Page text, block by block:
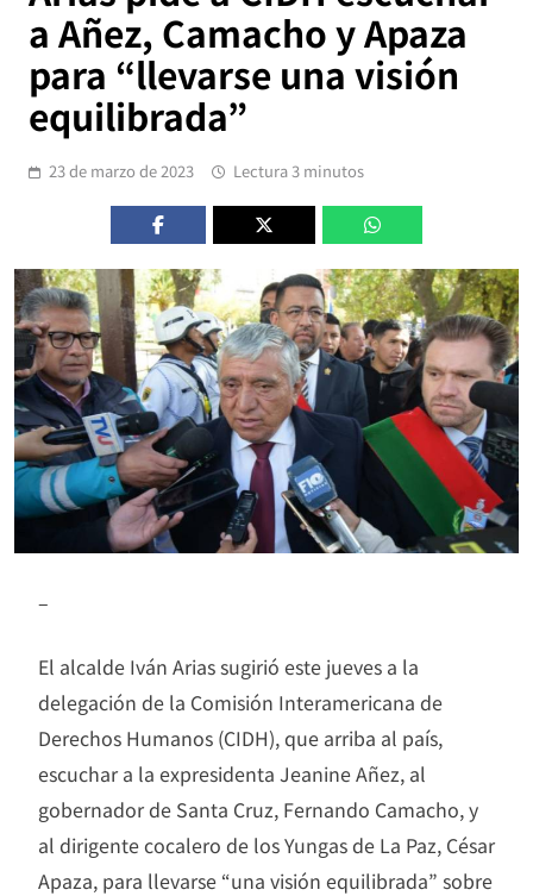
a Añez, Camacho y Apaza
para “llevarse una visión
equilibrada”
23 de marzo de 2023 Lectura 3 minutos
–
El alcalde Iván Arias sugirió este jueves a la
delegación de la Comisión Interamericana de
Derechos Humanos (CIDH), que arriba al país,
escuchar a la expresidenta Jeanine Añez, al
gobernador de Santa Cruz, Fernando Camacho, y
al dirigente cocalero de los Yungas de La Paz, César
Apaza, para llevarse “una visión equilibrada” sobre